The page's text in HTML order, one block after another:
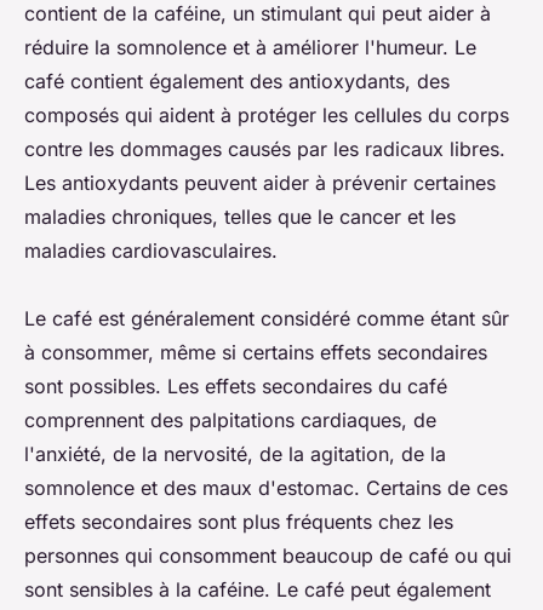
contient de la caféine, un stimulant qui peut aider à
réduire la somnolence et à améliorer l'humeur. Le
café contient également des antioxydants, des
composés qui aident à protéger les cellules du corps
contre les dommages causés par les radicaux libres.
Les antioxydants peuvent aider à prévenir certaines
maladies chroniques, telles que le cancer et les
maladies cardiovasculaires.
Le café est généralement considéré comme étant sûr
à consommer, même si certains effets secondaires
sont possibles. Les effets secondaires du café
comprennent des palpitations cardiaques, de
l'anxiété, de la nervosité, de la agitation, de la
somnolence et des maux d'estomac. Certains de ces
effets secondaires sont plus fréquents chez les
personnes qui consomment beaucoup de café ou qui
sont sensibles à la caféine. Le café peut également